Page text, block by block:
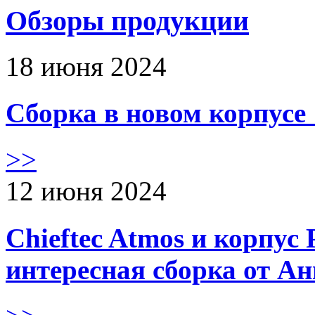
Обзоры продукции
18 июня 2024
Сборка в новом
>>
12 июня 2024
Chieftec Atmos и корпус
интересная сборка от